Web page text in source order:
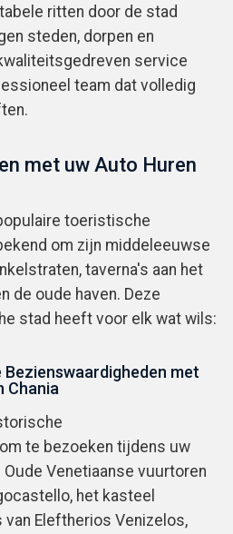
ritten door de stad
steden, dorpen en
service
team dat volledig
met uw Auto Huren
toeristische
om zijn middeleeuwse
taverna's aan het
de oude haven. Deze
stad heeft voor elk wat wils:
Bezienswaardigheden met
Chania
te bezoeken tijdens uw
Oude Venetiaanse vuurtoren
het kasteel
van Eleftherios Venizelos,